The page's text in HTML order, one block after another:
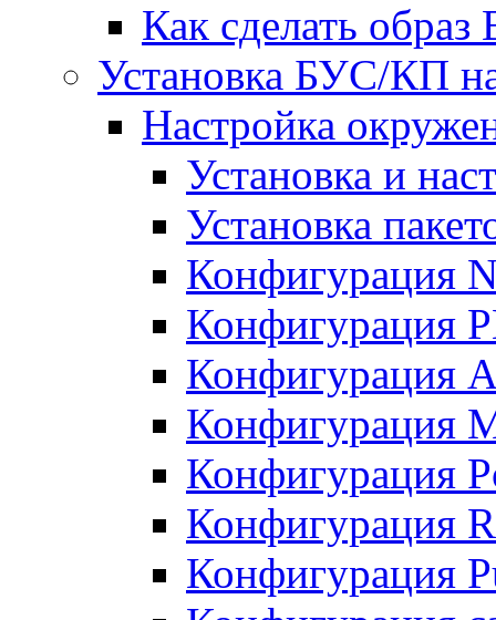
Как сделать
Установка БУС/КП
Настройка
Установка и
Установка
Конфигурация
Конфигурация
Конфигурация
Конфигурация
Конфигурация
Конфигурация
Конфигурация